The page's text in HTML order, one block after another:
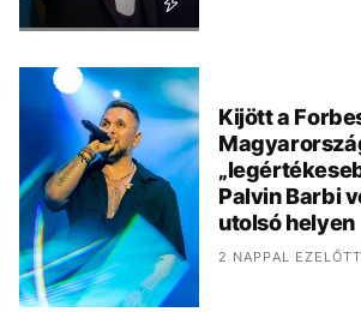
Kijött a
Palvin Barbi
utolsó helyen
2 NAPPAL EZELŐTT